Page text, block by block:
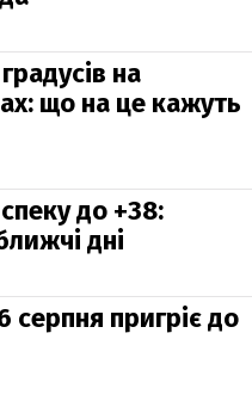
на
що на це кажуть
до +38:
дні
серпня пригріє до